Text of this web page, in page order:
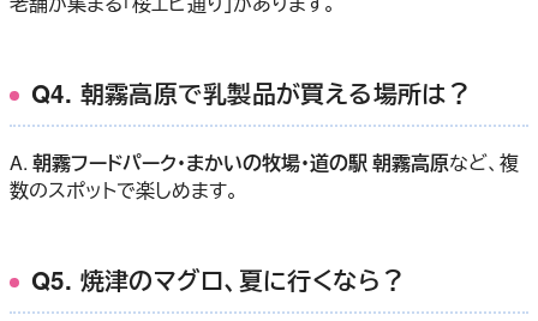
Q4. 朝霧高原で乳製品が買える場所は？
A. 朝霧フードパーク・まかいの牧場・道の駅 朝霧高原など、複
数のスポットで楽しめます。
Q5. 焼津のマグロ、夏に行くなら？